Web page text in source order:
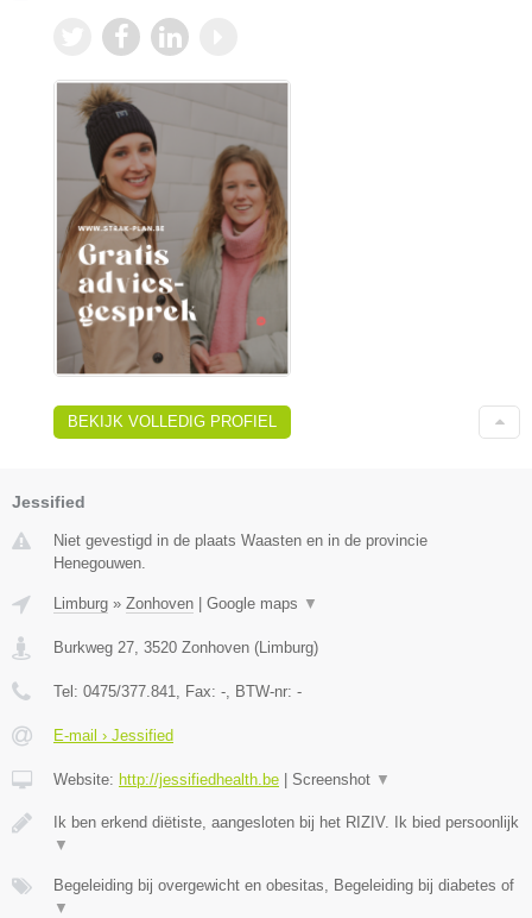
BEKIJK VOLLEDIG PROFIEL
Jessified
Niet gevestigd in de plaats Waasten en in de provincie
Henegouwen.
Limburg » Zonhoven | Google maps ▼
Burkweg 27 3520 Zonhoven (Limburg)
Tel: 0475/377.841 , Fax: - , BTW-nr: -
E-mail › Jessified
Website: http://jessifiedhealth.be | Screenshot ▼
Ik ben erkend diëtiste, aangesloten bij het RIZIV. Ik bied persoonlijk
▼
Begeleiding bij overgewicht en obesitas, Begeleiding bij diabetes of
▼